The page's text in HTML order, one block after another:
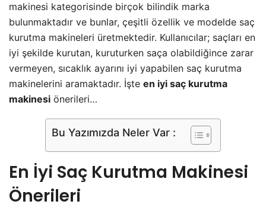
makinesi kategorisinde birçok bilindik marka
bulunmaktadır ve bunlar, çeşitli özellik ve modelde saç
kurutma makineleri üretmektedir. Kullanıcılar; saçları en
iyi şekilde kurutan, kuruturken saça olabildiğince zarar
vermeyen, sıcaklık ayarını iyi yapabilen saç kurutma
makinelerini aramaktadır. İşte en iyi saç kurutma
makinesi önerileri…
Bu Yazımızda Neler Var :
En İyi Saç Kurutma Makinesi
Önerileri